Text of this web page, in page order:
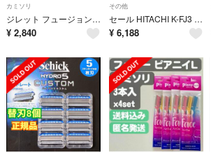
カミソリ
ジレット フュージョン 5＋1 替刃8個入り 新品未開封 純正品
¥ 2,840
その他
セール HITACHI K-FJ3 日立シェーバー替刃 4枚刃 ✩.*新品未開封
¥ 6,188